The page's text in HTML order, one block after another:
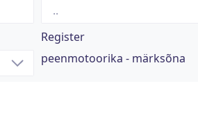
Register
peenmotoorika - märksõna